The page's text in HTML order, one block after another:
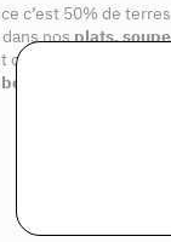
c’est 50% de
nosplats,
consignés, notre
sens dans nos